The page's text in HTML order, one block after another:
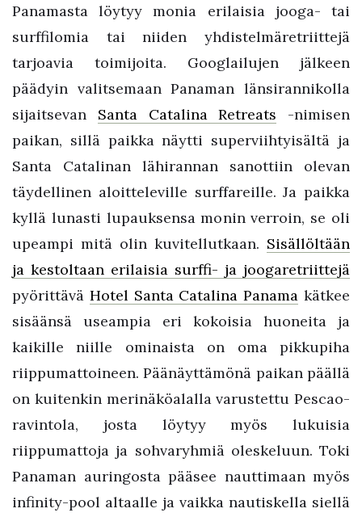
Panamasta löytyy monia erilaisia jooga- tai
surffilomia tai niiden yhdistelmäretriittejä
tarjoavia toimijoita. Googlailujen jälkeen
päädyin valitsemaan Panaman länsirannikolla
sijaitsevan Santa Catalina Retreats -nimisen
paikan, sillä paikka näytti superviihtyisältä ja
Santa Catalinan lähirannan sanottiin olevan
täydellinen aloitteleville surffareille. Ja paikka
kyllä lunasti lupauksensa monin verroin, se oli
upeampi mitä olin kuvitellutkaan. Sisällöltään
ja kestoltaan erilaisia surffi- ja joogaretriittejä
pyörittävä Hotel Santa Catalina Panama kätkee
sisäänsä useampia eri kokoisia huoneita ja
kaikille niille ominaista on oma pikkupiha
riippumattoineen. Päänäyttämönä paikan päällä
on kuitenkin merinäköalalla varustettu Pescao-
ravintola, josta löytyy myös lukuisia
riippumattoja ja sohvaryhmiä oleskeluun. Toki
Panaman auringosta pääsee nauttimaan myös
infinity-pool altaalle ja vaikka nautiskella siellä